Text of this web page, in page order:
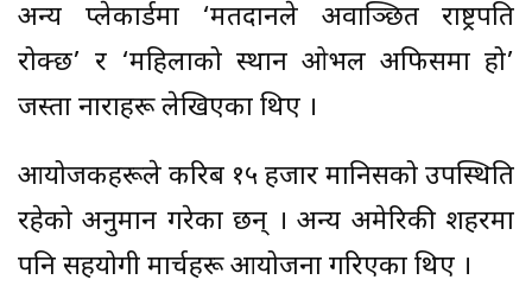
अन्य प्लेकार्डमा ‘मतदानले अवाञ्छित राष्ट्रपति
रोक्छ’ र ‘महिलाको स्थान ओभल अफिसमा हो’
जस्ता नाराहरू लेखिएका थिए ।
आयोजकहरूले करिब १५ हजार मानिसको उपस्थिति
रहेको अनुमान गरेका छन् । अन्य अमेरिकी शहरमा
पनि सहयोगी मार्चहरू आयोजना गरिएका थिए ।